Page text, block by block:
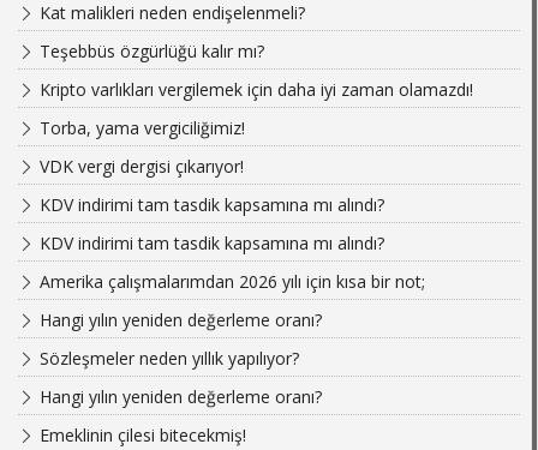
Kat malikleri neden endişelenmeli?
Teşebbüs özgürlüğü kalır mı?
Kripto varlıkları vergilemek için daha iyi zaman olamazdı!
Torba, yama vergiciliğimiz!
VDK vergi dergisi çıkarıyor!
KDV indirimi tam tasdik kapsamına mı alındı?
KDV indirimi tam tasdik kapsamına mı alındı?
Amerika çalışmalarımdan 2026 yılı için kısa bir not;
Hangi yılın yeniden değerleme oranı?
Sözleşmeler neden yıllık yapılıyor?
Hangi yılın yeniden değerleme oranı?
Emeklinin çilesi bitecekmiş!